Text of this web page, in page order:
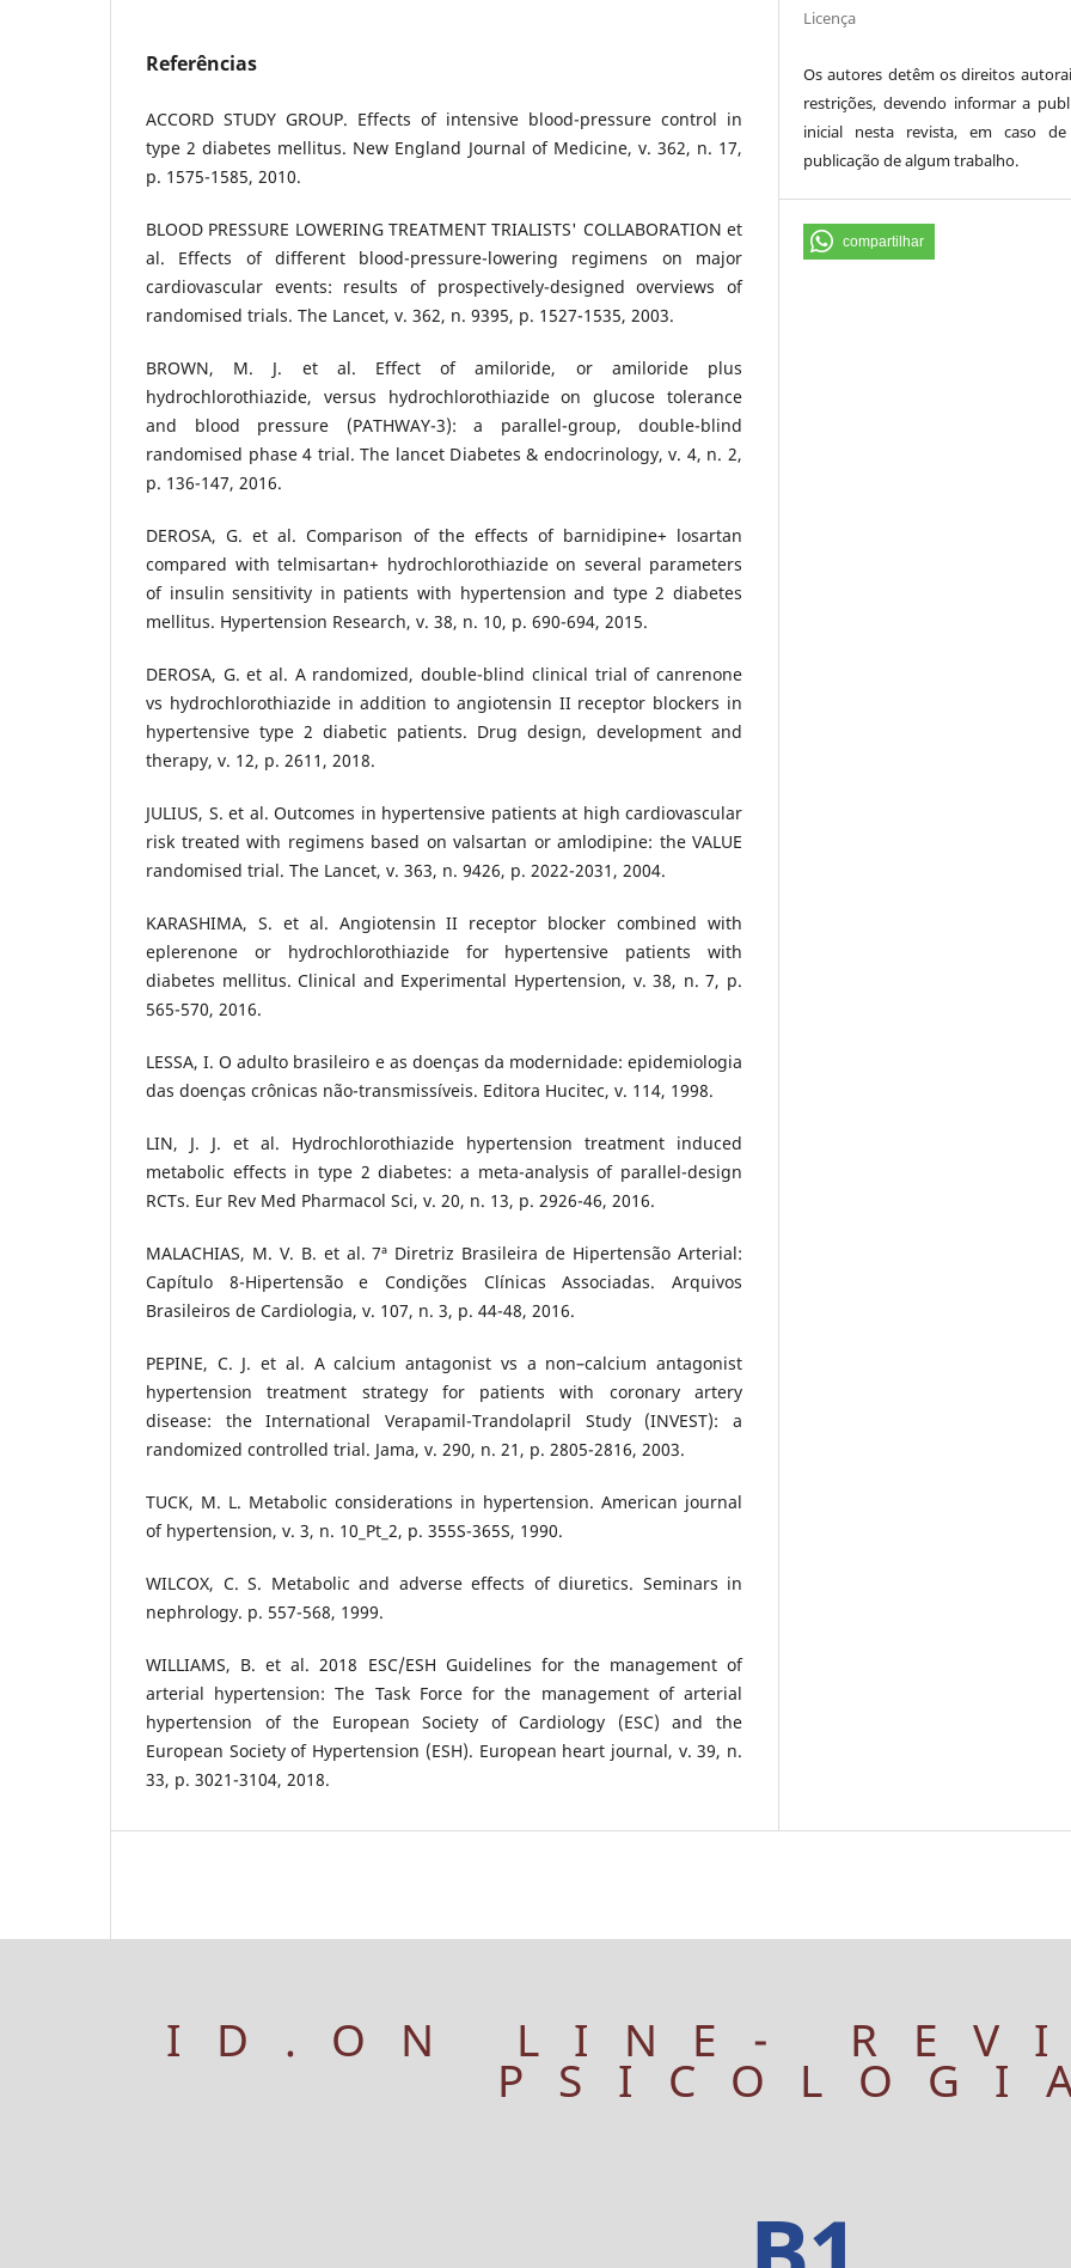
Referências
ACCORD STUDY GROUP. Effects of intensive blood-pressure control in
type 2 diabetes mellitus. New England Journal of Medicine, v. 362, n. 17,
p. 1575-1585, 2010.
BLOOD PRESSURE LOWERING TREATMENT TRIALISTS' COLLABORATION et
al. Effects of different blood-pressure-lowering regimens on major
cardiovascular events: results of prospectively-designed overviews of
randomised trials. The Lancet, v. 362, n. 9395, p. 1527-1535, 2003.
BROWN, M. J. et al. Effect of amiloride, or amiloride plus
hydrochlorothiazide, versus hydrochlorothiazide on glucose tolerance
and blood pressure (PATHWAY-3): a parallel-group, double-blind
randomised phase 4 trial. The lancet Diabetes & endocrinology, v. 4, n. 2,
p. 136-147, 2016.
DEROSA, G. et al. Comparison of the effects of barnidipine+ losartan
compared with telmisartan+ hydrochlorothiazide on several parameters
of insulin sensitivity in patients with hypertension and type 2 diabetes
mellitus. Hypertension Research, v. 38, n. 10, p. 690-694, 2015.
DEROSA, G. et al. A randomized, double-blind clinical trial of canrenone
vs hydrochlorothiazide in addition to angiotensin II receptor blockers in
hypertensive type 2 diabetic patients. Drug design, development and
therapy, v. 12, p. 2611, 2018.
JULIUS, S. et al. Outcomes in hypertensive patients at high cardiovascular
risk treated with regimens based on valsartan or amlodipine: the VALUE
randomised trial. The Lancet, v. 363, n. 9426, p. 2022-2031, 2004.
KARASHIMA, S. et al. Angiotensin II receptor blocker combined with
eplerenone or hydrochlorothiazide for hypertensive patients with
diabetes mellitus. Clinical and Experimental Hypertension, v. 38, n. 7, p.
565-570, 2016.
LESSA, I. O adulto brasileiro e as doenças da modernidade: epidemiologia
das doenças crônicas não-transmissíveis. Editora Hucitec, v. 114, 1998.
LIN, J. J. et al. Hydrochlorothiazide hypertension treatment induced
metabolic effects in type 2 diabetes: a meta-analysis of parallel-design
RCTs. Eur Rev Med Pharmacol Sci, v. 20, n. 13, p. 2926-46, 2016.
MALACHIAS, M. V. B. et al. 7ª Diretriz Brasileira de Hipertensão Arterial:
Capítulo 8-Hipertensão e Condições Clínicas Associadas. Arquivos
Brasileiros de Cardiologia, v. 107, n. 3, p. 44-48, 2016.
PEPINE, C. J. et al. A calcium antagonist vs a non–calcium antagonist
hypertension treatment strategy for patients with coronary artery
disease: the International Verapamil-Trandolapril Study (INVEST): a
randomized controlled trial. Jama, v. 290, n. 21, p. 2805-2816, 2003.
TUCK, M. L. Metabolic considerations in hypertension. American journal
of hypertension, v. 3, n. 10_Pt_2, p. 355S-365S, 1990.
WILCOX, C. S. Metabolic and adverse effects of diuretics. Seminars in
nephrology. p. 557-568, 1999.
WILLIAMS, B. et al. 2018 ESC/ESH Guidelines for the management of
arterial hypertension: The Task Force for the management of arterial
hypertension of the European Society of Cardiology (ESC) and the
European Society of Hypertension (ESH). European heart journal, v. 39, n.
33, p. 3021-3104, 2018.
Licença
Os autores detêm os direitos
restrições, devendo informar a
inicial nesta revista, em caso
publicação de algum trabalho.
compartilhar
ID.ON LINE-